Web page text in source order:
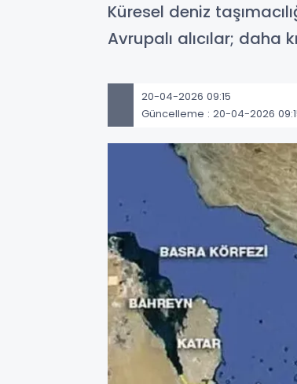
Küresel deniz
Avrupalı alıcılar; daha
20-04-2026 09:15
Güncelleme : 20-04-2026